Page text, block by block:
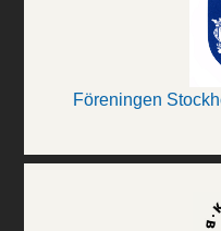
Föreningen